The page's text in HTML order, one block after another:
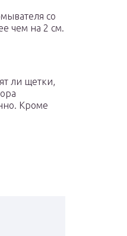
со
чем на 2 см.
ли щетки,
Кроме